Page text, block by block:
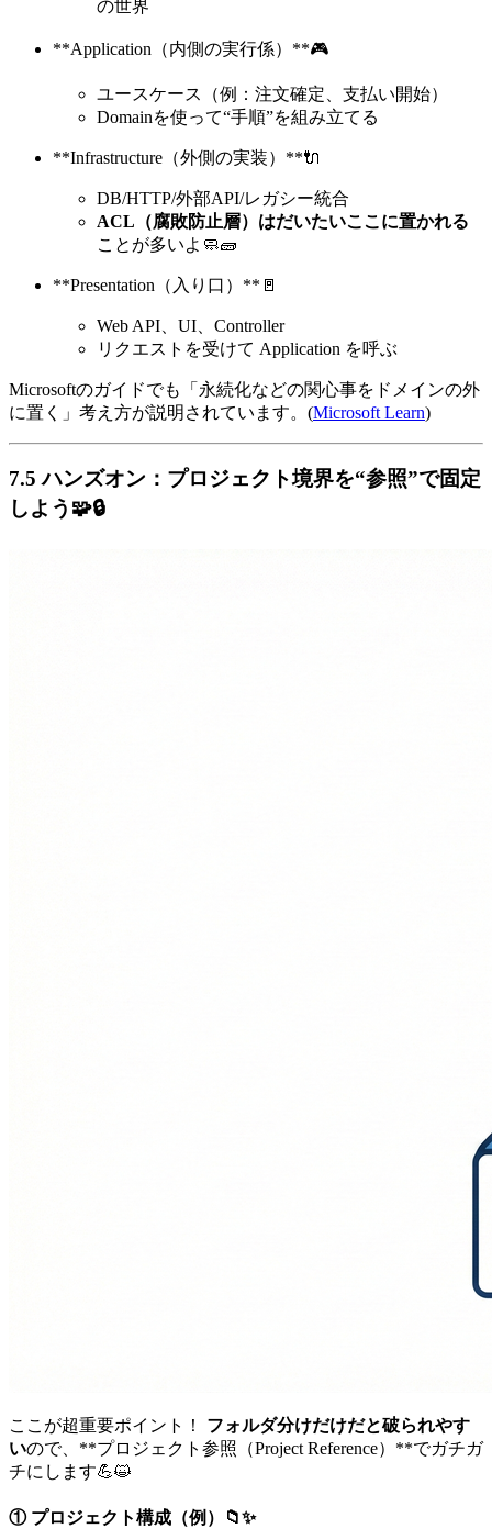
の世界
**Application（内側の実行係）**🎮
ユースケース（例：注文確定、支払い開始）
Domainを使って“手順”を組み立てる
**Infrastructure（外側の実装）**🔌
DB/HTTP/外部API/レガシー統合
ACL（腐敗防止層）はだいたいここに置かれる
ことが多いよ🧼🧱
**Presentation（入り口）**🚪
Web API、UI、Controller
リクエストを受けて Application を呼ぶ
Microsoftのガイドでも「永続化などの関心事をドメインの外
に置く」考え方が説明されています。(Microsoft Learn)
7.5 ハンズオン：プロジェクト境界を“参照”で固定
しよう🧩🔒
ここが超重要ポイント！ フォルダ分けだけだと破られやす
いので、**プロジェクト参照（Project Reference）**でガチガ
チにします💪😺
① プロジェクト構成（例）📁✨